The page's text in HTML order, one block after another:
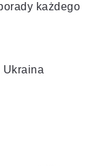
każdego
Ukraina